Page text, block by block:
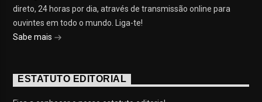
direto, 24 horas por dia, através de transmissão online para
ouvintes em todo o mundo. Liga-te!
Sabe mais
ESTATUTO EDITORIAL